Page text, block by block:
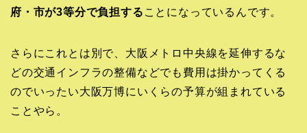
府・市が3等分で負担する ことになっているんです。
さらにこれとは別で、大阪メトロ中央線を延伸するな
どの交通インフラの整備などでも費用は掛かってくる
のでいったい大阪万博にいくらの予算が組まれている
ことやら。